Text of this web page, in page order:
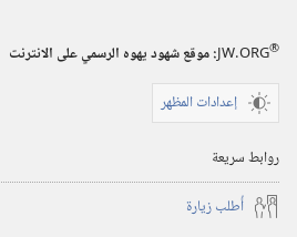
الدراسية)‏
JW.ORG®
:‏ موقع شهود يهوه الرسمي على الانترنت
إعدادات المظهر
روابط سريعة
أُطلب زيارة